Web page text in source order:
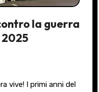
la guerra